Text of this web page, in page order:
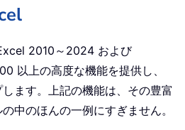
2010～2024 および
以上の高度な機能を提供し、
ます。上記の機能は、その豊富
中のほんの一例にすぎません。